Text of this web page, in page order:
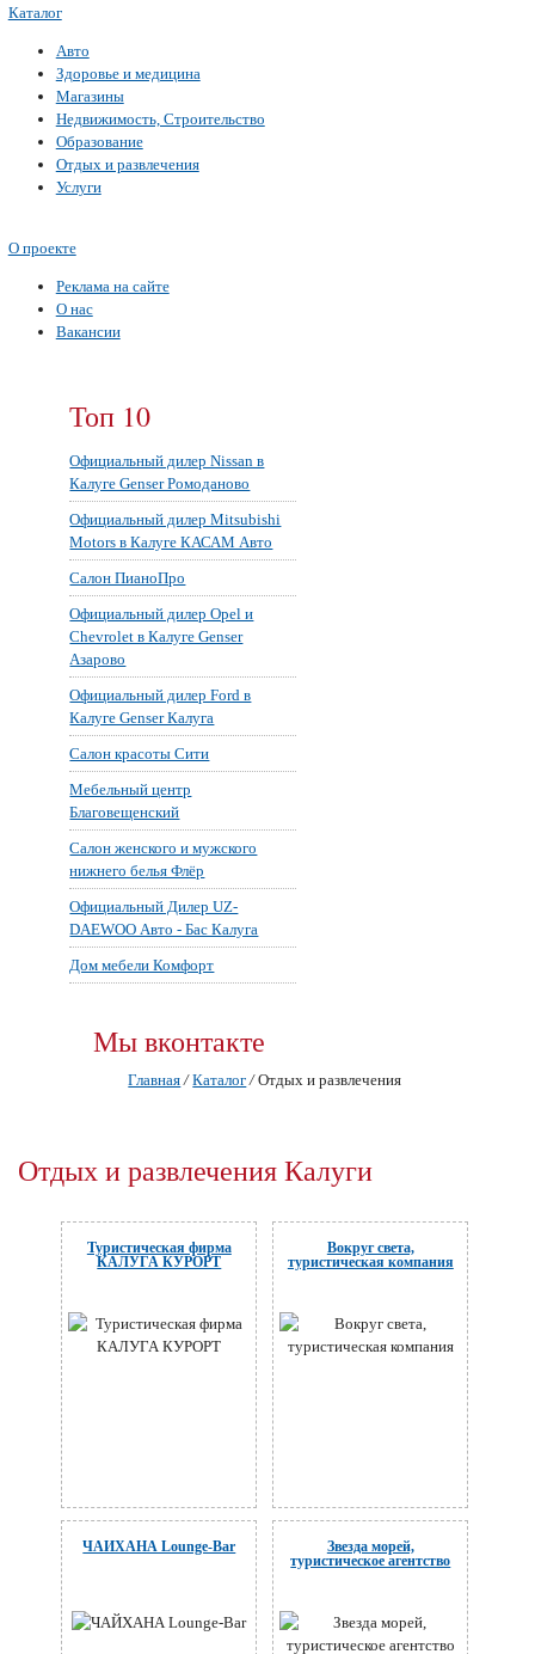
Каталог
Авто
Здоровье и медицина
Магазины
Недвижимость, Строительство
Образование
Отдых и развлечения
Услуги
О проекте
Реклама на сайте
О нас
Вакансии
Топ 10
Официальный дилер Nissan в
Калуге Genser Ромоданово
Официальный дилер Mitsubishi
Motors в Калуге КАСАМ Авто
Салон ПианоПро
Официальный дилер Opel и
Chevrolet в Калуге Genser
Азарово
Официальный дилер Ford в
Калуге Genser Калуга
Салон красоты Сити
Мебельный центр
Благовещенский
Салон женского и мужского
нижнего белья Флёр
Официальный Дилер UZ-
DAEWOO Авто - Бас Калуга
Дом мебели Комфорт
Мы вконтакте
Главная /Каталог/Отдых и развлечения
Отдых и развлечения Калуги
Туристическая фирма
КАЛУГА КУРОРТ
Вокруг света,
туристическая компания
ЧАЙХАНА Lounge-Bar
Звезда морей,
туристическое агентство